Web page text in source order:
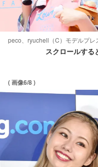
peco、ryuchell（C）モデルプレ
スクロールする
( 画像6/8 )